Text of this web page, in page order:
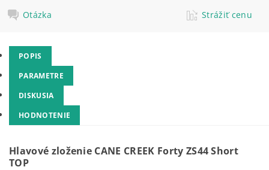
Otázka
Strážiť cenu
POPIS
PARAMETRE
DISKUSIA
HODNOTENIE
Hlavové zloženie CANE CREEK Forty ZS44 Short
TOP